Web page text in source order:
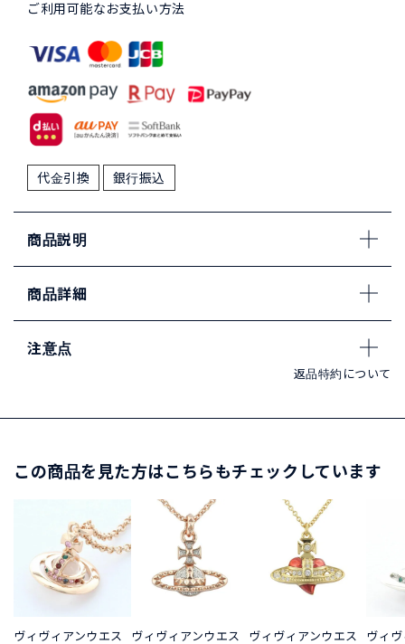
ご利用可能なお支払い方法
代金引換 銀行振込
商品説明
商品詳細
注意点
返品特約について
この商品を見た方はこちらもチェックしています
ヴィヴィアンウエス
ヴィヴィアンウエス
ヴィヴィアンウエス
ヴィ